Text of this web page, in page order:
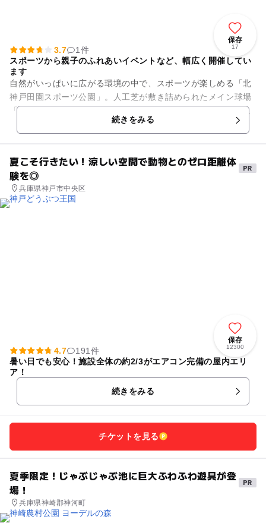
保存
17
3.7
1件
スポーツから親子のふれあいイベントなど、幅広く開催してい
ます
自然がいっぱいに広がる環境の中で、スポーツが楽しめる「北
神戸田園スポーツ公園」。人工芝が敷き詰められたメイン球場
「あじさいスタジアム北神戸」をはじめ、体育館、フットサル
などの球技に対応するスポー...続きをみる
夏こそ行きたい！涼しい空間で動物とのゼロ距離体
験を◎
兵庫県神戸市中央区
保存
12300
4.7
191件
暑い日でも安心！施設全体の約2/3がエアコン完備の屋内エリ
ア！
続きをみる
チケットを見る
夏季限定！じゃぶじゃぶ池に巨大ふわふわ遊具が登
場！
兵庫県神崎郡神河町